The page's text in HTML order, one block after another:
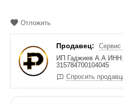
Отложить
Продавец:
ИП Гаджиев А.А
315784700104045
Спросить